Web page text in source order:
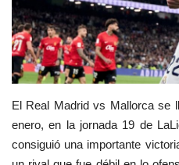
Cine y TV
Tecnología
Podcast y Audios
El Real Madrid vs Mallorca se
enero, en la jornada 19 de
consiguió una importante